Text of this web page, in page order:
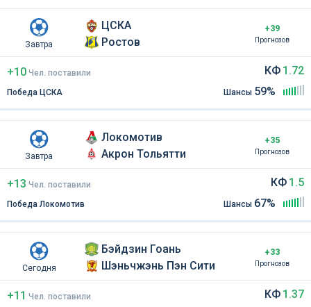
Завтра
ЦСКА
Ростов
+39
Прогнозов
+10 Чел поставили
Победа ЦСКА
КФ 1.72
Шансы 59%
Завтра
Локомотив
Акрон Тольятти
+35
Прогнозов
+13 Чел поставили
Победа Локомотив
КФ 1.5
Шансы 67%
Сегодня
Бэйдзин Гоань
Шэньчжэнь Пэн Сити
+33
Прогнозов
+11 Чел поставили
КФ 1.37